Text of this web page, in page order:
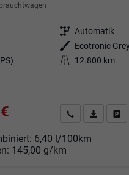
Getriebe Automatik
Außenfarbe
Ecotronic
Kilometerstand
12.800 km
Angebot
6,40 l/100km
145,00 g/km